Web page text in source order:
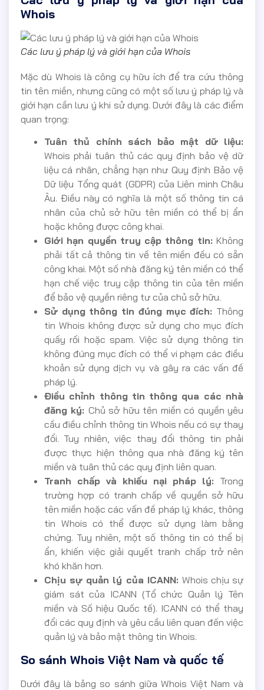
Whois
Các lưu ý pháp lý và giới hạn của Whois
Mặc dù Whois là công cụ hữu ích để tra cứu thông
tin tên miền, nhưng cũng có một số lưu ý pháp lý và
giới hạn cần lưu ý khi sử dụng. Dưới đây là các điểm
quan trọng:
Tuân thủ chính sách bảo mật dữ liệu:
Whois phải tuân thủ các quy định bảo vệ dữ
liệu cá nhân, chẳng hạn như Quy định Bảo vệ
Dữ liệu Tổng quát (GDPR) của Liên minh Châu
Âu. Điều này có nghĩa là một số thông tin cá
nhân của chủ sở hữu tên miền có thể bị ẩn
hoặc không được công khai.
Giới hạn quyền truy cập thông tin: Không
phải tất cả thông tin về tên miền đều có sẵn
công khai. Một số nhà đăng ký tên miền có thể
hạn chế việc truy cập thông tin của tên miền
để bảo vệ quyền riêng tư của chủ sở hữu.
Sử dụng thông tin đúng mục đích: Thông
tin Whois không được sử dụng cho mục đích
quấy rối hoặc spam. Việc sử dụng thông tin
không đúng mục đích có thể vi phạm các điều
khoản sử dụng dịch vụ và gây ra các vấn đề
pháp lý.
Điều chỉnh thông tin thông qua các nhà
đăng ký: Chủ sở hữu tên miền có quyền yêu
cầu điều chỉnh thông tin Whois nếu có sự thay
đổi. Tuy nhiên, việc thay đổi thông tin phải
được thực hiện thông qua nhà đăng ký tên
miền và tuân thủ các quy định liên quan.
Tranh chấp và khiếu nại pháp lý: Trong
trường hợp có tranh chấp về quyền sở hữu
tên miền hoặc các vấn đề pháp lý khác, thông
tin Whois có thể được sử dụng làm bằng
chứng. Tuy nhiên, một số thông tin có thể bị
ẩn, khiến việc giải quyết tranh chấp trở nên
khó khăn hơn.
Chịu sự quản lý của ICANN: Whois chịu sự
giám sát của ICANN (Tổ chức Quản lý Tên
miền và Số hiệu Quốc tế). ICANN có thể thay
đổi các quy định và yêu cầu liên quan đến việc
quản lý và bảo mật thông tin Whois.
So sánh Whois Việt Nam và quốc tế
Dưới đây là bảng so sánh giữa Whois Việt Nam và